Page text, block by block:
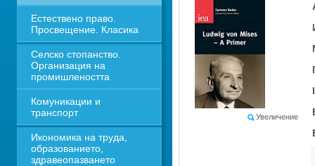
Естествено право.
Просвещение. Класика
Селско стопанство.
Организация на
промишлеността
Комуникации и
транспорт
Икономика на труда,
образованието,
здравеопазването
Увеличение